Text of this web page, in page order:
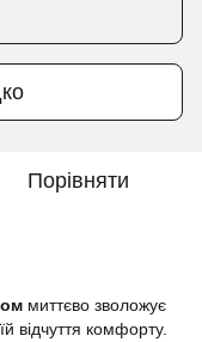
Порівняти
миттєво зволожує
відчуття комфорту.